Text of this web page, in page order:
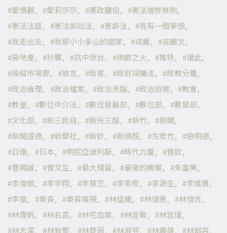
愛情觀
愛莉莎莎 憲政膿包
憲法增修條例
憲法法庭
憲法訴訟法 憲訴法
我有一個夢想
我走出去
我那小小多山的國家 戒嚴
戒嚴文
房地產
抄襲 抗中保台 拱廊之火 推特
援此
操縱市場罪
放言 政客 政府採購法
政教分離
政治倫理
政治檔案 政治洗腦 政治迫害
教會
教皇
數位中介法 數位發展部 數位部
數發部
文化部
新三民自 新光三越 新竹
新聞
新聞道德
新華社 新鈔 新頭殼 方君竹
施明德
日僑
日本 明尼亞波利斯 時代力量
普欽
曹興誠
曾文生 最大殘留 最後的晚餐
朱富美
李俊俋
李宇翔 李慧芝 李易修 李源生
李進勇
李遠
東森 東森電視 林佳龍 林俊憲
林俊言
林偉帆
林右昌 林宅血案 林宜敬
林宜瑾
林志潔
林智堅 林楚茵 林淑芬 林義雄
林郁容